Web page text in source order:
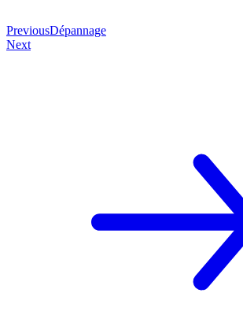
PreviousDépannage
Next